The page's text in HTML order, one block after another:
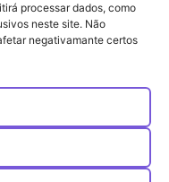
processar dados, como
neste site. Não
negativamante certos